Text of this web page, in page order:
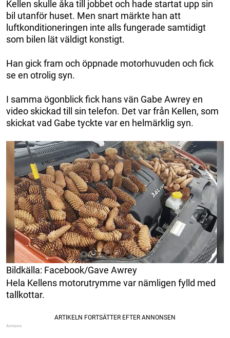
Kellen skulle åka till jobbet och hade startat upp sin
bil utanför huset. Men snart märkte han att
luftkonditioneringen inte alls fungerade samtidigt
som bilen lät väldigt konstigt.
Han gick fram och öppnade motorhuvuden och fick
se en otrolig syn.
I samma ögonblick fick hans vän Gabe Awrey en
video skickad till sin telefon. Det var från Kellen, som
skickat vad Gabe tyckte var en helmärklig syn.
Bildkälla: Facebook/Gave Awrey
Hela Kellens motorutrymme var nämligen fylld med
tallkottar.